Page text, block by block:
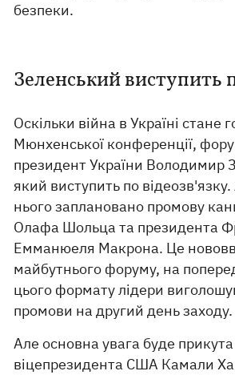
безпеки.
Зеленський
Оскільки війна в Україні
Мюнхенської конференції,
президент України Володимир
який виступить по відеозв'язку.
нього заплановано промову
Олафа Шольца та президента
Емманюеля Макрона. Це
майбутнього форуму, на
цього формату лідери
промови на другий день заходу.
Але основна увага буде прикута
віцепрезидента США Камали